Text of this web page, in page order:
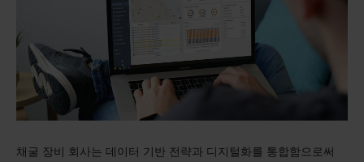
채굴 장비 회사는 데이터 기반 전략과 디지털화를 통합함으로써